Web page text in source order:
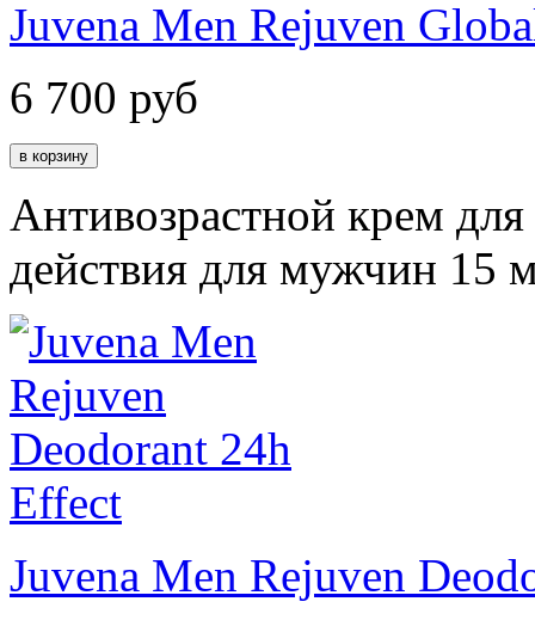
Juvena Men Rejuven
6 700 руб
Антивозрастной крем для
действия для мужчин 15
Juvena Men Rejuven